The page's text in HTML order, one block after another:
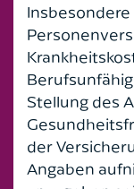
Insbesondere
Stellung des
der
Angaben